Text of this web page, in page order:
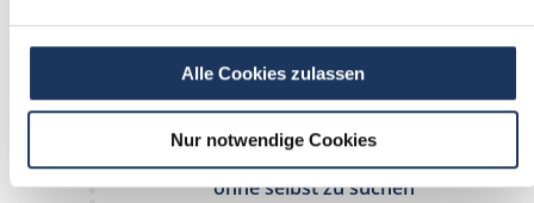
Alle Cookies zulassen
Nur notwendige Cookies
2
Passende Stellenangebote
erhalten
stetig neue Stellenangebote erhalten
ohne selbst zu suchen